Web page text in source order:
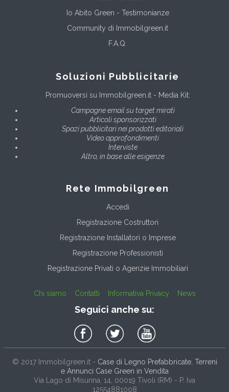
Io Abito Green - Testimonianze
Community di Immobilgreen.it
F.A.Q.
Soluzioni Pubblicitarie
Promuoversi su Immobilgreen.it - Media Kit:
Campagne email su target mirati
Articoli sponsorizzati
Spazi pubblicitari nei prodotti editoriali
Video approfondimenti
Interviste
Altro, in base alle esigenze
Rete Immobilgreen
Accedi
Registrazione Costruttori
Registrazione Installatori o Imprese
Registrazione Professionisti
Registrazione Privati o Agenzie Immobiliari
Chi siamo Contatti Informativa Privacy News
Seguici anche su:
© 2017 Immobilgreen.it- Case di Legno Prefabbricate, Terreni
e Annunci Case Green in Vendita
Via Lago di Misurina, 14 , 00019 Tivoli (RM) - P. Iva
12554881008